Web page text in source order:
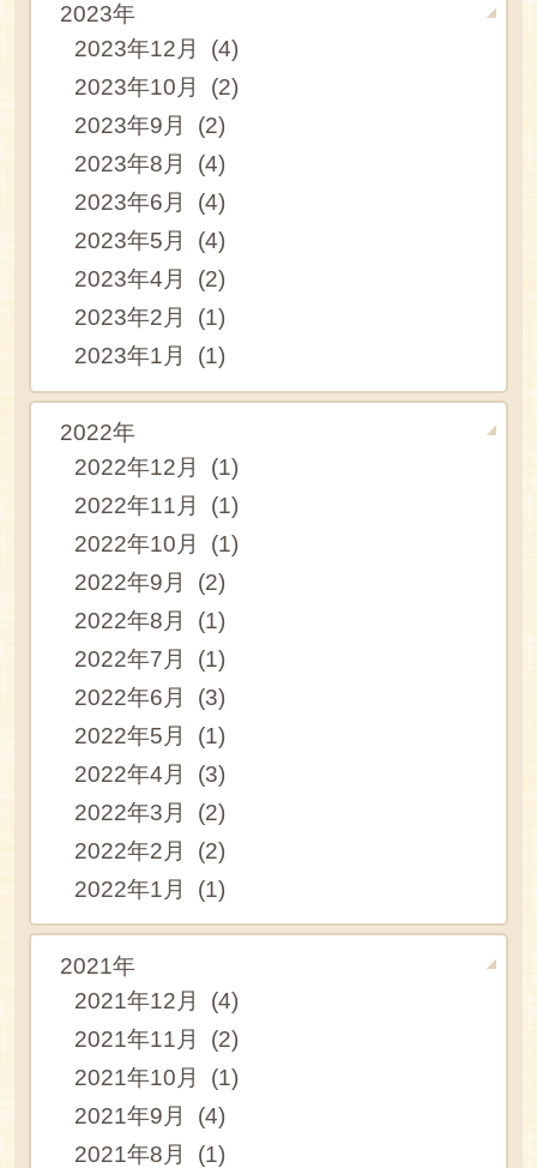
2023年
2023年12月 (4)
2023年10月 (2)
2023年9月 (2)
2023年8月 (4)
2023年6月 (4)
2023年5月 (4)
2023年4月 (2)
2023年2月 (1)
2023年1月 (1)
2022年
2022年12月 (1)
2022年11月 (1)
2022年10月 (1)
2022年9月 (2)
2022年8月 (1)
2022年7月 (1)
2022年6月 (3)
2022年5月 (1)
2022年4月 (3)
2022年3月 (2)
2022年2月 (2)
2022年1月 (1)
2021年
2021年12月 (4)
2021年11月 (2)
2021年10月 (1)
2021年9月 (4)
2021年8月 (1)